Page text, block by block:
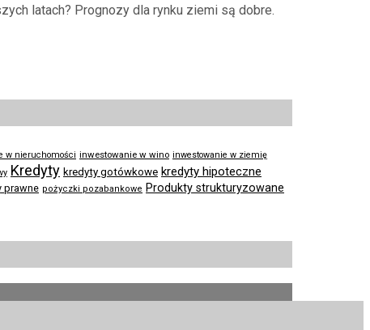
latach? Prognozy dla rynku ziemi są dobre.
w nieruchomości inwestowanie w wino inwestowanie w ziemię
Kredyty kredyty gotówkowe kredyty hipoteczne
prawne pożyczki pozabankowe Produkty strukturyzowane